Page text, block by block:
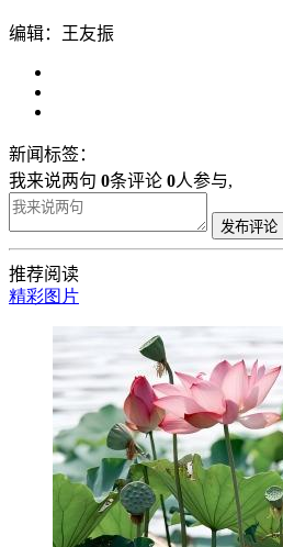
编辑：王友振
新闻标签：
我来说两句 0条评论 0人参与,
发布评论
推荐阅读